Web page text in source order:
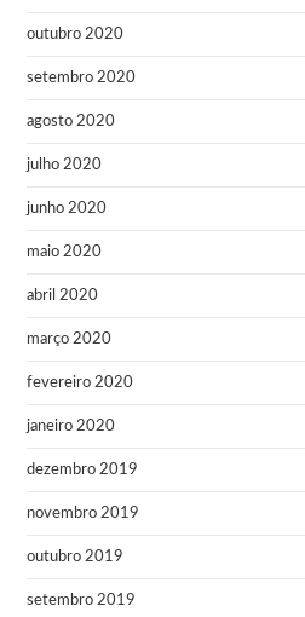
outubro 2020
setembro 2020
agosto 2020
julho 2020
junho 2020
maio 2020
abril 2020
março 2020
fevereiro 2020
janeiro 2020
dezembro 2019
novembro 2019
outubro 2019
setembro 2019